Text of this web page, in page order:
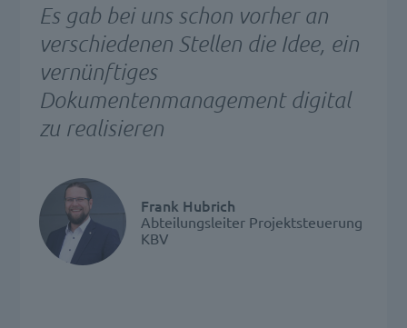
Es gab bei uns schon vorher an
verschiedenen Stellen die Idee, ein
vernünftiges
Dokumentenmanagement digital
zu realisieren
Frank Hubrich
Abteilungsleiter Projektsteuerung
KBV